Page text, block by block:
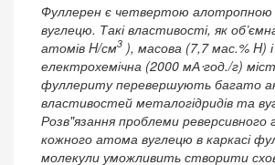
Фуллерен є четвертою
вуглецю. Такі властивості, як
атомів H/см3 ), масова (7,7 мас.% H) і
електрохемічна (2000 мА⋅год./г)
фуллериту перевершують багато
властивостей металогідридів та
Розв"язання проблеми реверсивного
кожного атома вуглецю в каркасі
молекули уможливить створити